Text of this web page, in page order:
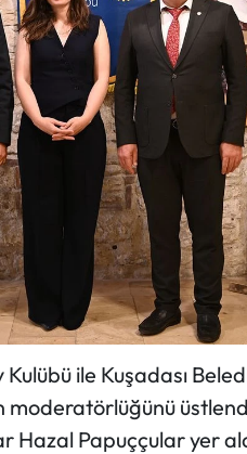
ile Kuşadası
moderatörlüğünü
Hazal Papuççular yer